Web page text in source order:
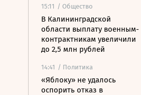
15:11 / Общество
В Калининградской
области выплату военным-
контрактникам увеличили
до 2,5 млн рублей
14:41 / Политика
«Яблоку» не удалось
оспорить отказ в